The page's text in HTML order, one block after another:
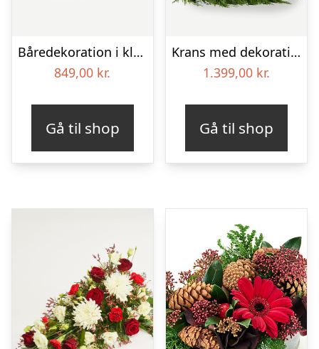
Båredekoration i klassisk stil – creme
849,00 kr.
Gå til shop
Krans med dekoration i klassisk stil og bånd creme
1.399,00 kr.
Gå til shop